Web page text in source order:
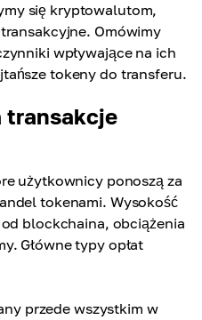
się kryptowalutom,
Omówimy
wpływające na ich
tokeny do transferu.
transakcje
użytkownicy ponoszą za
tokenami. Wysokość
blockchaina, obciążenia
Główne typy opłat
przede wszystkim w